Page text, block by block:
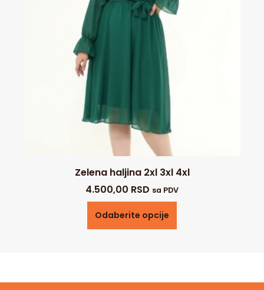
Zelena haljina 2xl 3xl 4xl
4.500,00 RSD sa PDV
Odaberite opcije